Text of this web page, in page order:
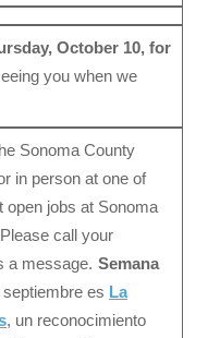
October 10, for
you when we
Sonoma County
in person at one of
open jobs at Sonoma
Please call your
a message. Semana
es La
, un reconocimiento